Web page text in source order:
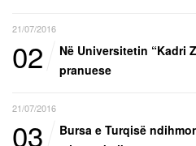
21/07/2016
02
Në Universitetin “Kadri
pranuese
21/07/2016
03
Bursa e Turqisë